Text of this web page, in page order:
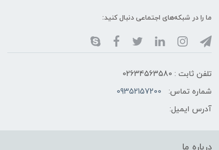
ما را در شبکه‌های اجتماعی دنبال کنید:
تلفن ثابت : 02634563580
شماره تماس:
09352157200
آدرس ایمیل:
درباره ما